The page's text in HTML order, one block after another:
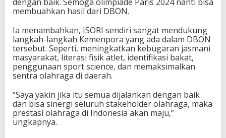
membuahkan hasil dari DBON.
Ia menambahkan, ISORI sendiri sangat mendukung
langkah-langkah Kemenpora yang ada dalam DBON
tersebut. Seperti, meningkatkan kebugaran jasmani
masyarakat, literasi fisik atlet, identifikasi bakat,
penggunaan sport science, dan memaksimalkan
sentra olahraga di daerah.
“Saya yakin jika itu semua dijalankan dengan baik
dan bisa sinergi seluruh stakeholder olahraga, maka
prestasi olahraga di Indonesia akan maju,”
ungkapnya.